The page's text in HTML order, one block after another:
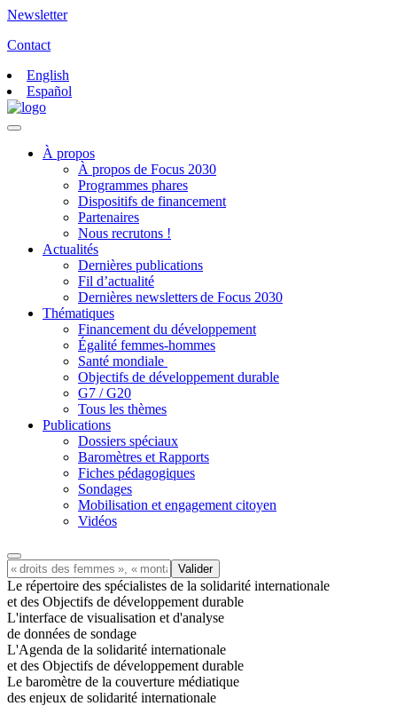
Newsletter
Contact
English
Español
À propos
À propos de Focus 2030
Programmes phares
Dispositifs de financement
Partenaires
Nous recrutons !
Actualités
Dernières publications
Fil d’actualité
Dernières newsletters de Focus 2030
Thématiques
Financement du développement
Égalité femmes-hommes
Santé mondiale
Objectifs de développement durable
G7 / G20
Tous les thèmes
Publications
Dossiers spéciaux
Baromètres et Rapports
Fiches pédagogiques
Sondages
Mobilisation et engagement citoyen
Vidéos
Le répertoire des spécialistes de la solidarité internationale
et des Objectifs de développement durable
L'interface de visualisation et d'analyse
de données de sondage
L'Agenda de la solidarité internationale
et des Objectifs de développement durable
Le baromètre de la couverture médiatique
des enjeux de solidarité internationale